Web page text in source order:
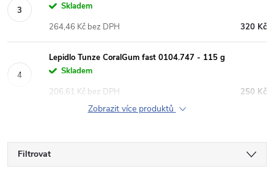
Skladem
320 Kč
264,46 Kč bez DPH
Lepidlo Tunze CoralGum fast 0104.747 - 115 g
Skladem
250 Kč
206,61 Kč bez DPH
Zobrazit více produktů
Filtrovat